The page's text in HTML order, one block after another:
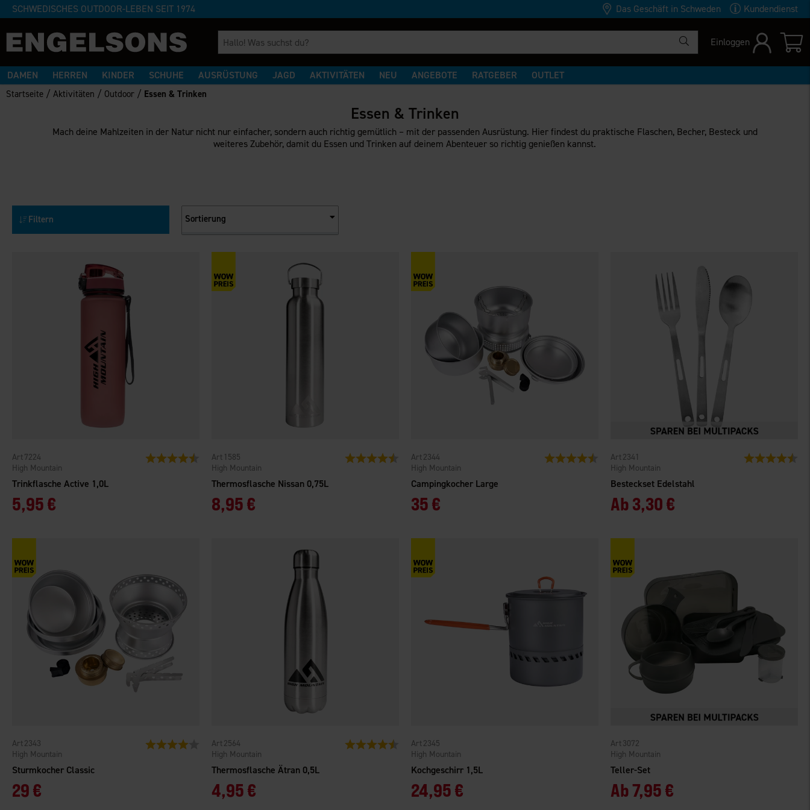
SCHWEDISCHES OUTDOOR-LEBEN SEIT 1974 Das Geschäft in Schweden Kundendienst
Einloggen
DAMEN HERREN KINDER SCHUHE AUSRÜSTUNG JAGD AKTIVITÄTEN NEU ANGEBOTE RATGEBER OUTLET
Startseite /Aktivitäten / Outdoor / Essen & Trinken
Essen & Trinken
Mach deine Mahlzeiten in der Natur nicht nur einfacher, sondern auch richtig gemütlich – mit der passenden Ausrüstung. Hier findest du praktische Flaschen, Becher, Besteck und
weiteres Zubehör, damit du Essen und Trinken auf deinem Abenteuer so richtig genießen kannst.
Filtern Sortierung
Trinkflasche Active 1,0L
High Mountain
7224
5,95 €
Bewertung: 4.5 von 5 Sternen
Thermosflasche Nissan 0,75L
High Mountain
1585
8,95 €
Bewertung: 4.5 von 5 Sternen
Campingkocher Large
High Mountain
2344
35 €
Bewertung: 4.1 von 5 Sternen
Besteckset Edelstahl
High Mountain
2341
Ab3,30 €
Bewertung:
Sturmkocher Classic
High Mountain
2343
29 €
Bewertung: 4.0 von 5 Sternen
Thermosflasche Ätran 0,5L
High Mountain
2564
4,95 €
Bewertung: 4.6 von 5 Sternen
Kochgeschirr 1,5L
High Mountain
2345
24,95 €
Teller-Set
High Mountain
3072
Ab7,95 €